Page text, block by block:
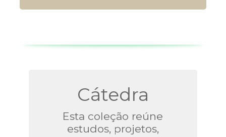
Cátedra
Esta coleção reúne
estudos, projetos,